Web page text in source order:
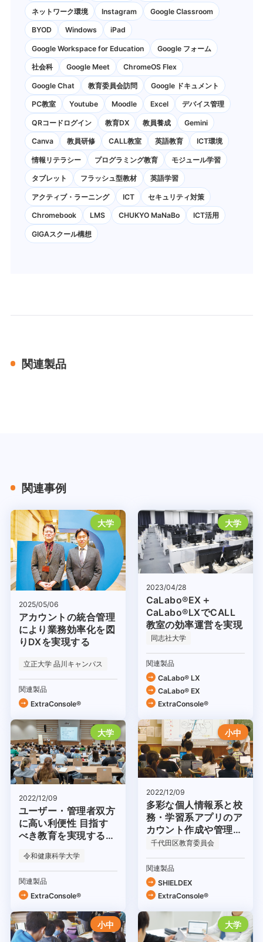
ネットワーク環境 Instagram Google Classroom
BYOD Windows iPad
Google Workspace for Education Google フォーム
社会科 Google Meet ChromeOS Flex
Google Chat 教育委員会訪問 Google ドキュメント
PC教室 Youtube Moodle Excel デバイス管理
QRコードログイン 教育DX 教員養成 Gemini
Canva 教員研修 CALL教室 英語教育 ICT環境
情報リテラシー プログラミング教育 モジュール学習
タブレット フラッシュ型教材 英語学習
アクティブ・ラーニング ICT セキュリティ対策
Chromebook LMS CHUKYO MaNaBo ICT活用
GIGAスクール構想
関連製品
関連事例
大学
2025/05/06
アカウントの統合管理
により業務効率化を図
りDXを実現する
立正大学 品川キャンパス
関連製品
ExtraConsole®
大学
2023/04/28
CaLabo®EX＋
CaLabo®LXでCALL
教室の効率運営を実現
同志社大学
関連製品
CaLabo® LX
CaLabo® EX
ExtraConsole®
大学
2022/12/09
ユーザー・管理者双方
に高い利便性 目指す
べき教育を実現する基
令和健康科学大学
関連製品
ExtraConsole®
小中
2022/12/09
多彩な個人情報系と校
務・学習系アプリのア
カウント作成や管理が
容易に
千代田区教育委員会
関連製品
SHIELDEX
ExtraConsole®
小中 大学